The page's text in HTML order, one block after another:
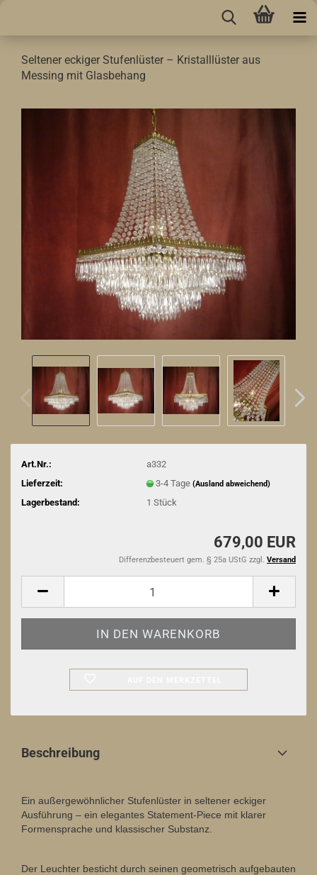
Seltener eckiger Stufenlüster – Kristalllüster aus
Messing mit Glasbehang
Art.Nr.:
a332
Lieferzeit:
3-4 Tage (Ausland abweichend)
Lagerbestand: 1 Stück
679,00 EUR
Differenzbesteuert gem. § 25a UStG zzgl. Versand
Beschreibung
Ein außergewöhnlicher Stufenlüster in seltener eckiger
Ausführung – ein elegantes Statement-Piece mit klarer
Formensprache und klassischer Substanz.
Der Leuchter besticht durch seinen geometrisch aufgebauten